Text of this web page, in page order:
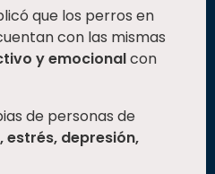
que los perros en
con las mismas
y emocionalcon
de personas de
estrés, depresión,